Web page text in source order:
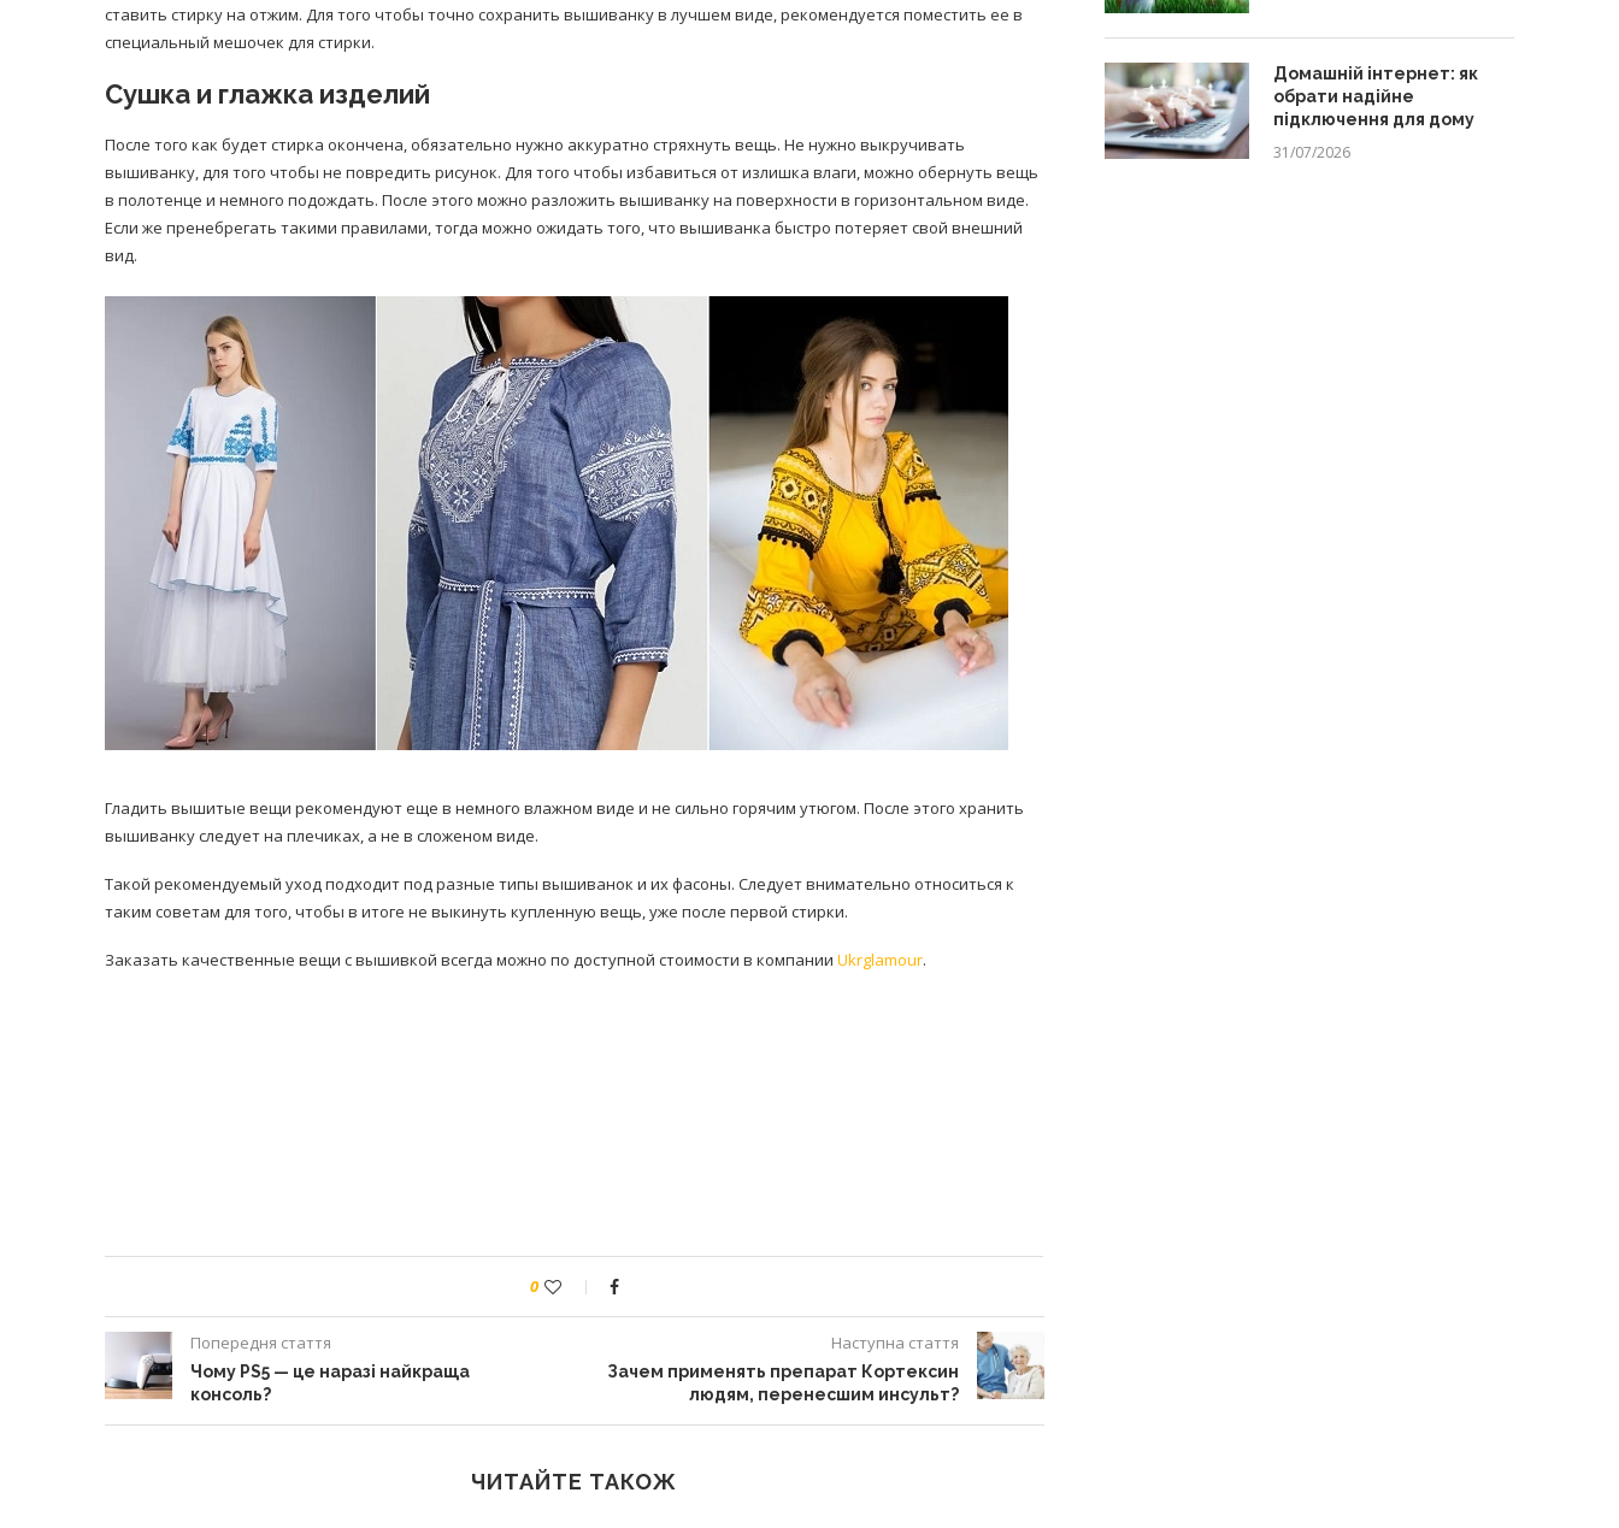
ставить стирку на отжим. Для того чтобы точно сохранить вышиванку в лучшем виде, рекомендуется поместить ее в
специальный мешочек для стирки.
Сушка и глажка изделий
После того как будет стирка окончена, обязательно нужно аккуратно стряхнуть вещь. Не нужно выкручивать
вышиванку, для того чтобы не повредить рисунок. Для того чтобы избавиться от излишка влаги, можно обернуть вещь
в полотенце и немного подождать. После этого можно разложить вышиванку на поверхности в горизонтальном виде.
Если же пренебрегать такими правилами, тогда можно ожидать того, что вышиванка быстро потеряет свой внешний
вид.
Гладить вышитые вещи рекомендуют еще в немного влажном виде и не сильно горячим утюгом. После этого хранить
вышиванку следует на плечиках, а не в сложеном виде.
Такой рекомендуемый уход подходит под разные типы вышиванок и их фасоны. Следует внимательно относиться к
таким советам для того, чтобы в итоге не выкинуть купленную вещь, уже после первой стирки.
Заказать качественные вещи с вышивкой всегда можно по доступной стоимости в компании Ukrglamour.
0
Попередня стаття
Чому PS5 — це наразі найкраща
консоль?
Наступна стаття
Зачем применять препарат Кортексин
людям, перенесшим инсульт?
ЧИТАЙТЕ ТАКОЖ
Домашній інтернет: як
обрати надійне
підключення для дому
31/07/2026